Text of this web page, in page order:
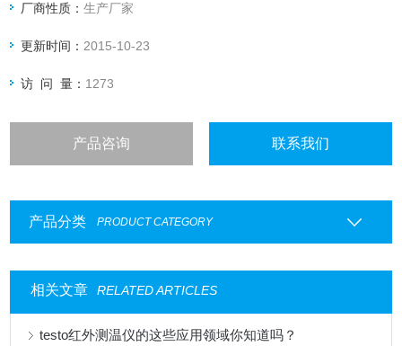
厂商性质：生产厂家
更新时间： 2015-10-23
访 问 量： 1273
产品咨询 联系我们
产品分类 PRODUCT CATEGORY
相关文章 RELATED ARTICLES
testo红外测温仪的这些应用领域你知道吗？